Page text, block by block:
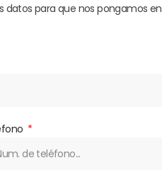
datos para que nos pongamos en